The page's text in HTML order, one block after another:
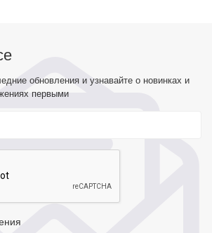
обновления и узнавайте о новинках и
первыми